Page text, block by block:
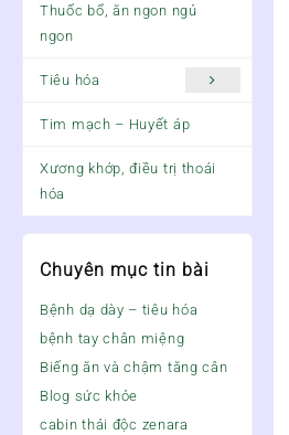
Thuốc bổ, ăn ngon ngủ
ngon
Tiêu hóa
Tim mạch – Huyết áp
Xương khớp, điều trị thoái
hóa
Chuyên mục tin bài
Bệnh dạ dày – tiêu hóa
bệnh tay chân miệng
Biếng ăn và chậm tăng cân
Blog sức khỏe
cabin thải độc zenara